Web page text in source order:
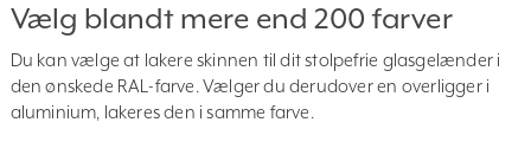
Vælg blandt mere end 200 farver
Du kan vælge at lakere skinnen til dit stolpefrie glasgelænder i
den ønskede RAL-farve. Vælger du derudover en overligger i
aluminium, lakeres den i samme farve.